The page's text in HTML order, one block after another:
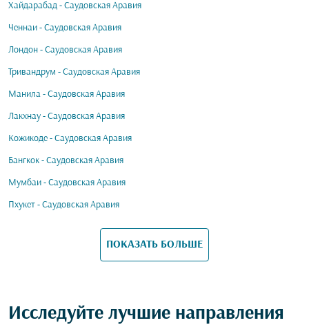
Хайдарабад - Саудовская Аравия
Ченнаи - Саудовская Аравия
Лондон - Саудовская Аравия
Тривандрум - Саудовская Аравия
Манила - Саудовская Аравия
Лакхнау - Саудовская Аравия
Кожикоде - Саудовская Аравия
Бангкок - Саудовская Аравия
Мумбаи - Саудовская Аравия
Пхукет - Саудовская Аравия
ПОКАЗАТЬ БОЛЬШЕ
Исследуйте лучшие направления